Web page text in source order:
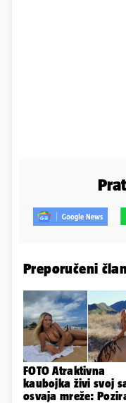
Preporučeni
FOTO Atraktivna
kaubojka živi svoj
osvaja mreže: